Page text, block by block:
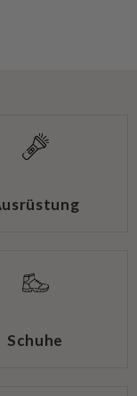
Schuhe